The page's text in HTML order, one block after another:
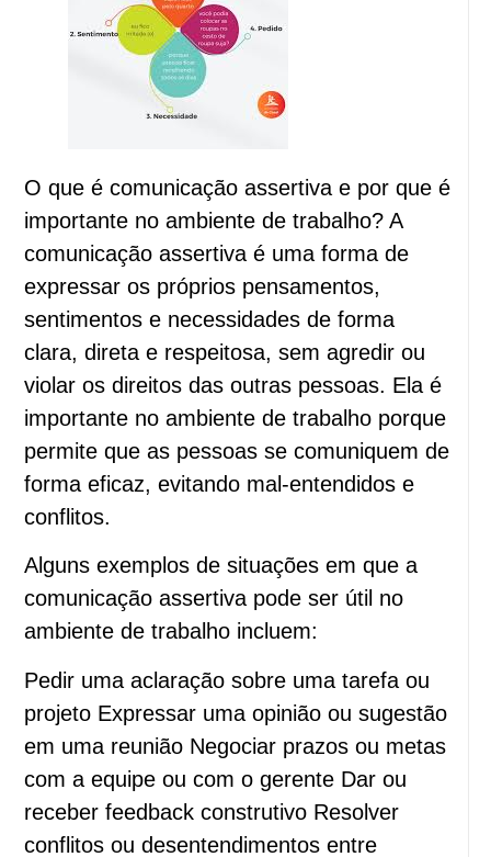
O que é comunicação assertiva e por que é
importante no ambiente de trabalho? A
comunicação assertiva é uma forma de
expressar os próprios pensamentos,
sentimentos e necessidades de forma
clara, direta e respeitosa, sem agredir ou
violar os direitos das outras pessoas. Ela é
importante no ambiente de trabalho porque
permite que as pessoas se comuniquem de
forma eficaz, evitando mal-entendidos e
conflitos.
Alguns exemplos de situações em que a
comunicação assertiva pode ser útil no
ambiente de trabalho incluem:
Pedir uma aclaração sobre uma tarefa ou
projeto Expressar uma opinião ou sugestão
em uma reunião Negociar prazos ou metas
com a equipe ou com o gerente Dar ou
receber feedback construtivo Resolver
conflitos ou desentendimentos entre